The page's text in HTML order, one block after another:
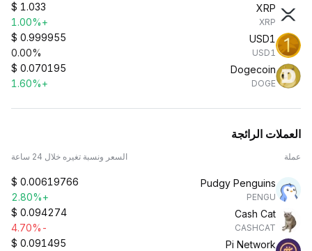
XRP
XRP
$ 1.033
+1.00%
USD1
USD1
$ 0.999955
0.00%
Dogecoin
DOGE
$ 0.070195
+1.60%
العملات الرائجة
عملة السعر ونسبة تغيره خلال 24 ساعة
Pudgy Penguins
PENGU
$ 0.00619766
+2.80%
Cash Cat
CASHCAT
$ 0.094274
-4.70%
Pi Network
$ 0.091495